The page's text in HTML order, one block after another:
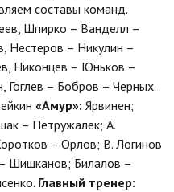
составы команд.
Шпирко – Ванделл –
Нестеров – Никулин –
Никонцев – Юньков –
– Бобров – Черных.
«Амур»: Ярвинен;
– Петружалек; А.
– Орлов; В. Логинов
Шишканов; Билалов –
Главный тренер: